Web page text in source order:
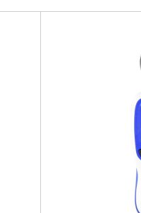
Подробнее...